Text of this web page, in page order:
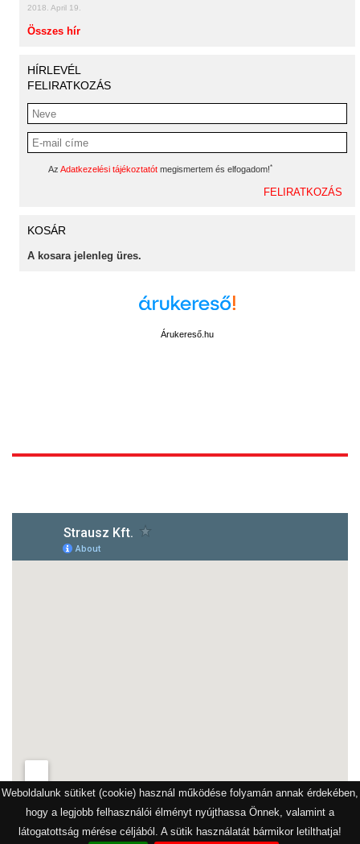
Weboldalunk sütiket (cookie) használ működése folyamán annak érdekében,
hogy a legjobb felhasználói élményt nyújthassa Önnek, valamint a
látogatottság mérése céljából. A sütik használatát bármikor letilthatja!
2018. April 19.
Összes hír
HÍRLEVÉL
FELIRATKOZÁS
Az Adatkezelési tájékoztatót megismertem és elfogadom!*
KOSÁR
A kosara jelenleg üres.
Árukereső.hu